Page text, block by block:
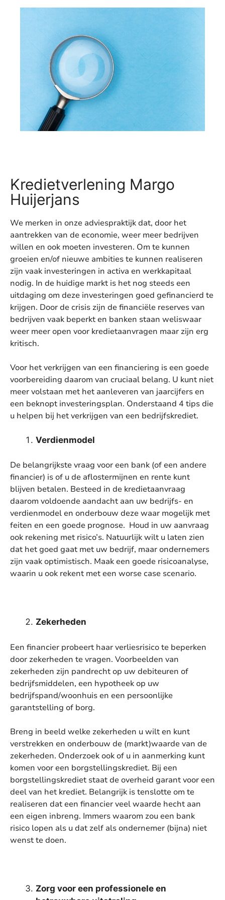
Kredietverlening Margo
Huijerjans
We merken in onze adviespraktijk dat, door het
aantrekken van de economie, weer meer bedrijven
willen en ook moeten investeren. Om te kunnen
groeien en/of nieuwe ambities te kunnen realiseren
zijn vaak investeringen in activa en werkkapitaal
nodig. In de huidige markt is het nog steeds een
uitdaging om deze investeringen goed gefinancierd te
krijgen. Door de crisis zijn de financiële reserves van
bedrijven vaak beperkt en banken staan weliswaar
weer meer open voor kredietaanvragen maar zijn erg
kritisch.
Voor het verkrijgen van een financiering is een goede
voorbereiding daarom van cruciaal belang. U kunt niet
meer volstaan met het aanleveren van jaarcijfers en
een beknopt investeringsplan. Onderstaand 4 tips die
u helpen bij het verkrijgen van een bedrijfskrediet.
Verdienmodel
De belangrijkste vraag voor een bank (of een andere
financier) is of u de aflostermijnen en rente kunt
blijven betalen. Besteed in de kredietaanvraag
daarom voldoende aandacht aan uw bedrijfs- en
verdienmodel en onderbouw deze waar mogelijk met
feiten en een goede prognose. Houd in uw aanvraag
ook rekening met risico’s. Natuurlijk wilt u laten zien
dat het goed gaat met uw bedrijf, maar ondernemers
zijn vaak optimistisch. Maak een goede risicoanalyse,
waarin u ook rekent met een worse case scenario.
Zekerheden
Een financier probeert haar verliesrisico te beperken
door zekerheden te vragen. Voorbeelden van
zekerheden zijn pandrecht op uw debiteuren of
bedrijfsmiddelen, een hypotheek op uw
bedrijfspand/woonhuis en een persoonlijke
garantstelling of borg.
Breng in beeld welke zekerheden u wilt en kunt
verstrekken en onderbouw de (markt)waarde van de
zekerheden. Onderzoek ook of u in aanmerking kunt
komen voor een borgstellingskrediet. Bij een
borgstellingskrediet staat de overheid garant voor een
deel van het krediet. Belangrijk is tenslotte om te
realiseren dat een financier veel waarde hecht aan
een eigen inbreng. Immers waarom zou een bank
risico lopen als u dat zelf als ondernemer (bijna) niet
wenst te doen.
Zorg voor een professionele en